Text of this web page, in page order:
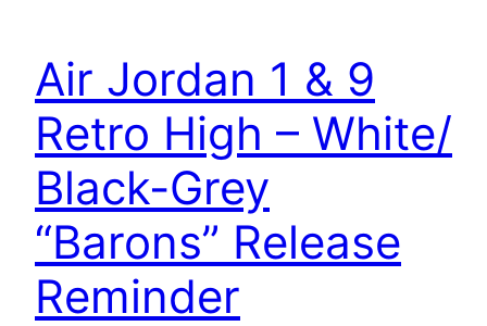
Air Jordan 1 & 9
Retro High – White/
Black-Grey
“Barons” Release
Reminder